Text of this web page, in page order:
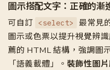
圖示搭配文字：正確的漸
可自訂 <select>
最常見
圖示或色票以提升視覺辨
薦的 HTML 結構，強調圖
「語義載體」。 裝飾性圖